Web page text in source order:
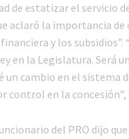
de estatizar el servicio
aclaró la importancia de
y los subsidios”.
en la Legislatura. Será
un cambio en el sistema
control en la concesión”,
del PRO dijo